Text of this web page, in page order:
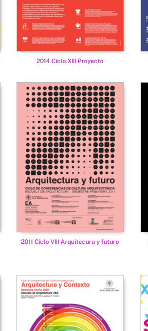
2014 Ciclo XIII Proyecto
2011 Ciclo VIII Arquitecura y futuro